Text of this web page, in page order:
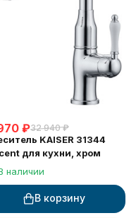
₽32 940 ₽
KAISER 31344
для кухни, хром
наличии
В корзину